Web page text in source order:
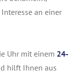
an einer
Uhr mit einem 24-
hilft Ihnen aus